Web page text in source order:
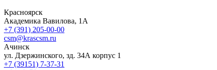
Красноярск
Академика Вавилова, 1А
+7 (391) 205-00-00
csm@krascsm.ru
Ачинск
ул. Дзержинского, зд. 34А корпус 1
+7 (39151) 7-37-31